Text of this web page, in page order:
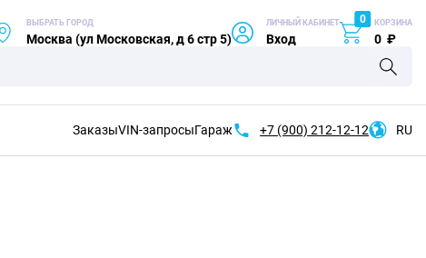
ВЫБРАТЬ ГОРОД
Москва (ул Московская, д 6 стр 5)
ЛИЧНЫЙ КАБИНЕТ
Вход
0 КОРЗИНА
0 ₽
ЗаказыVIN-запросыГараж +7 (900) 212-12-12 RU